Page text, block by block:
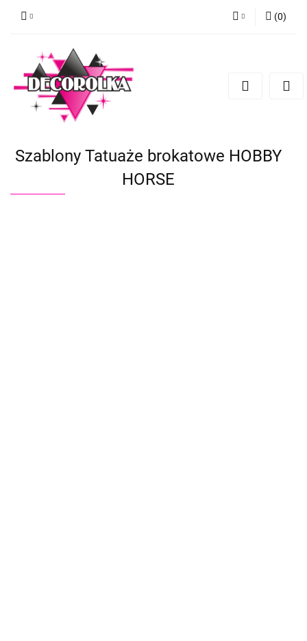
Dodaj zgłoszenie
(0)
Szablony Tatuaże brokatowe HOBBY
HORSE